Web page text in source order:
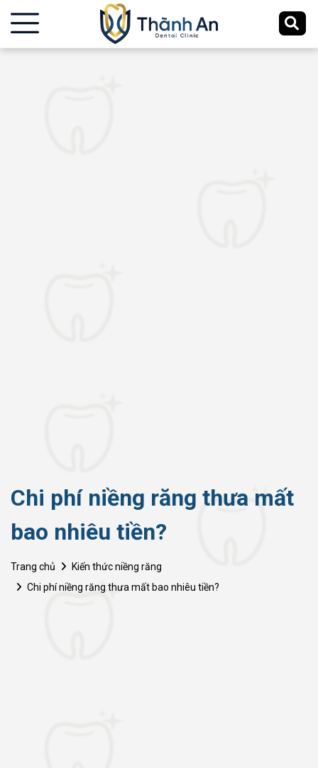
Chi phí niềng răng thưa mất
bao nhiêu tiền?
Trang chủ
Kiến thức niềng răng
Chi phí niềng răng thưa mất bao nhiêu tiền?